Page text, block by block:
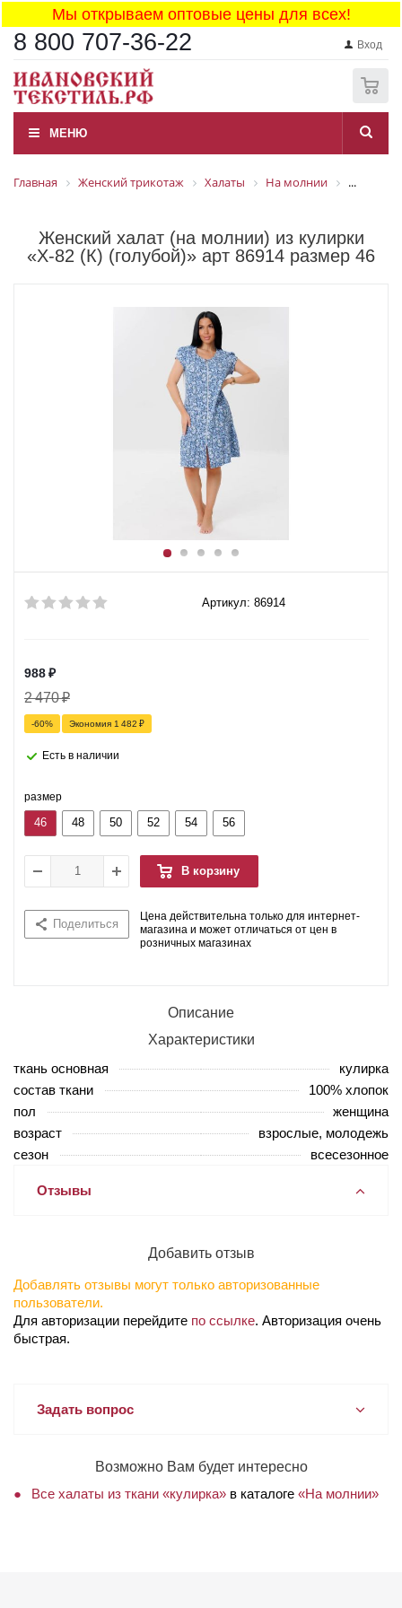
Мы открываем оптовые цены для всех!
8 800 707-36-22 Вход
МЕНЮ
Главная Женский трикотаж Халаты На молнии ...
Женский халат (на молнии) из кулирки
«Х-82 (К) (голубой)» арт 86914 размер 46
Артикул: 86914
988₽
2 470₽
-60% Экономия 1 482 ₽
Есть в наличии
размер
46 48 50 52 54 56
В корзину
Поделиться
Цена действительна только для интернет-
магазина и может отличаться от цен в
розничных магазинах
Описание
Характеристики
ткань основная
кулирка
состав ткани
100% хлопок
пол
женщина
возраст
взрослые, молодежь
сезон
всесезонное
Отзывы
Добавить отзыв
Добавлять отзывы могут только авторизованные
пользователи.
Для авторизации перейдите по ссылке. Авторизация очень
быстрая.
Задать вопрос
Возможно Вам будет интересно
Все халаты из ткани «кулирка» в каталоге «На молнии»